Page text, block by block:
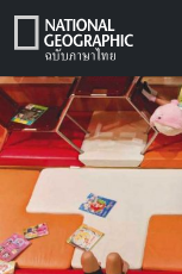
Skip